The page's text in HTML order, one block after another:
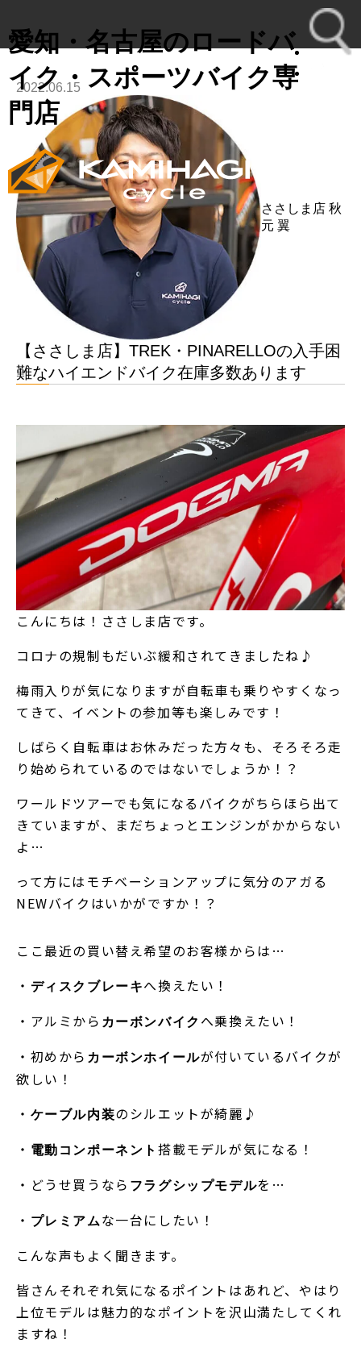
愛知・名古屋のロードバ
イク・スポーツバイク専
門店
2022.06.15
ささしま店秋
元 翼
【ささしま店】TREK・PINARELLOの入手困
難なハイエンドバイク在庫多数あります
こんにちは！ささしま店です。
コロナの規制もだいぶ緩和されてきましたね♪
梅雨入りが気になりますが自転車も乗りやすくなっ
てきて、イベントの参加等も楽しみです！
しばらく自転車はお休みだった方々も、そろそろ走
り始められているのではないでしょうか！？
ワールドツアーでも気になるバイクがちらほら出て
きていますが、まだちょっとエンジンがかからない
よ…
って方にはモチベーションアップに気分のアガる
NEWバイクはいかがですか！？
ここ最近の買い替え希望のお客様からは…
・ ディスクブレーキへ換えたい！
・アルミから カーボンバイク へ乗換えたい！
・初めから カーボンホイールが付いているバイクが
欲しい！
・ ケーブル内装のシルエットが綺麗♪
・ 電動コンポーネント搭載モデルが気になる！
・どうせ買うなら フラグシップモデルを…
・ プレミアム な一台にしたい！
こんな声もよく聞きます。
皆さんそれぞれ気になるポイントはあれど、やはり
上位モデルは魅力的なポイントを沢山満たしてくれ
ますね！